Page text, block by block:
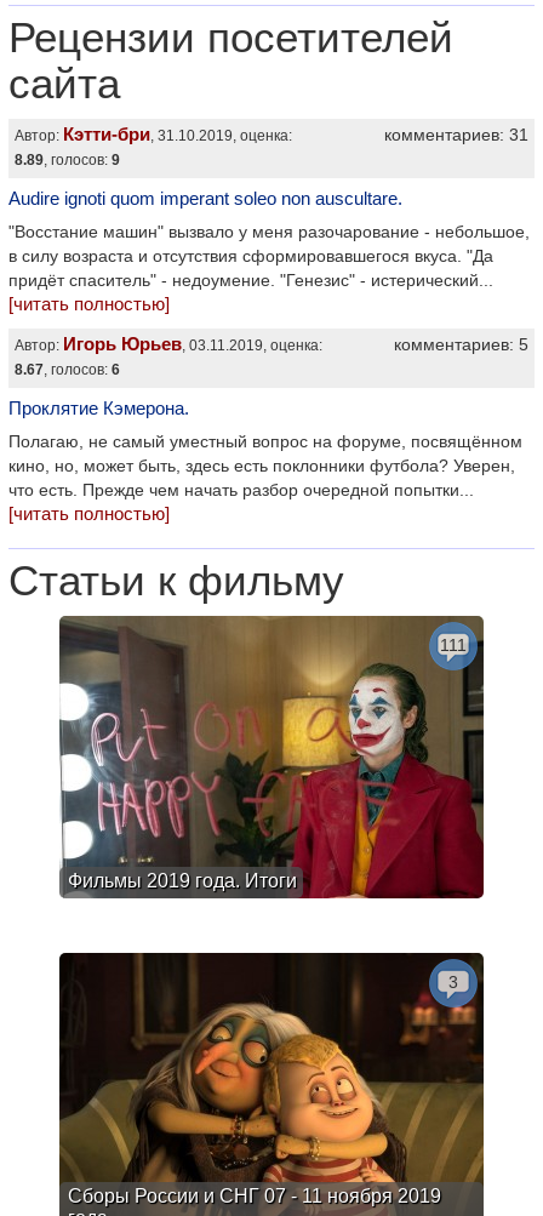
Рецензии посетителей
сайта
Автор: Кэтти-бри, 31.10.2019, оценка:
8.89, голосов: 9
комментариев: 31
Audire ignoti quom imperant soleo non auscultare.
"Восстание машин" вызвало у меня разочарование - небольшое,
в силу возраста и отсутствия сформировавшегося вкуса. "Да
придёт спаситель" - недоумение. "Генезис" - истерический...
[читать полностью]
Автор: Игорь Юрьев, 03.11.2019, оценка:
8.67, голосов: 6
комментариев: 5
Проклятие Кэмерона.
Полагаю, не самый уместный вопрос на форуме, посвящённом
кино, но, может быть, здесь есть поклонники футбола? Уверен,
что есть. Прежде чем начать разбор очередной попытки...
[читать полностью]
Статьи к фильму
Фильмы 2019 года. Итоги
111
Сборы России и СНГ 07 - 11 ноября 2019
3